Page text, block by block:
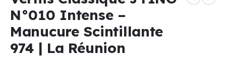
N°010 Intense –
Manucure Scintillante
974 | La Réunion